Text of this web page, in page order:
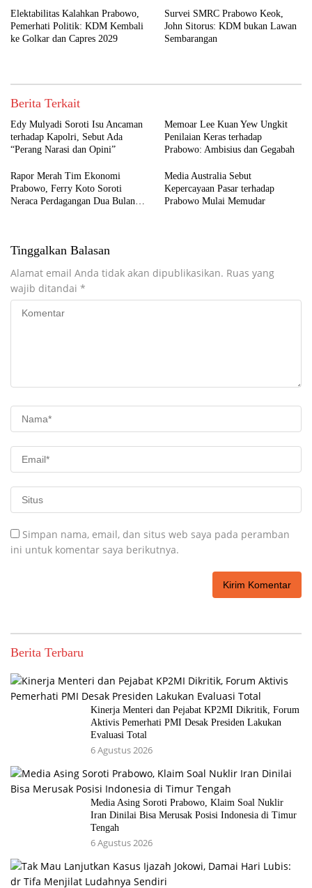
Elektabilitas Kalahkan Prabowo,
Pemerhati Politik: KDM Kembali
ke Golkar dan Capres 2029
Survei SMRC Prabowo Keok,
John Sitorus: KDM bukan Lawan
Sembarangan
Berita Terkait
Edy Mulyadi Soroti Isu Ancaman
terhadap Kapolri, Sebut Ada
“Perang Narasi dan Opini”
Memoar Lee Kuan Yew Ungkit
Penilaian Keras terhadap
Prabowo: Ambisius dan Gegabah
Rapor Merah Tim Ekonomi
Prabowo, Ferry Koto Soroti
Neraca Perdagangan Dua Bulan
Media Australia Sebut
Kepercayaan Pasar terhadap
Prabowo Mulai Memudar
Tinggalkan Balasan
Alamat email Anda tidak akan dipublikasikan. Ruas yang
wajib ditandai *
Simpan nama, email, dan situs web saya pada peramban
ini untuk komentar saya berikutnya.
Berita Terbaru
Kinerja Menteri dan Pejabat KP2MI Dikritik, Forum
Aktivis Pemerhati PMI Desak Presiden Lakukan
Evaluasi Total
6 Agustus 2026
Media Asing Soroti Prabowo, Klaim Soal Nuklir
Iran Dinilai Bisa Merusak Posisi Indonesia di Timur
Tengah
6 Agustus 2026